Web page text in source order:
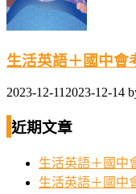
生活英語＋國中會
2023-12-11 2023-12-14
近期文章
生活英語＋國中
生活英語＋國中